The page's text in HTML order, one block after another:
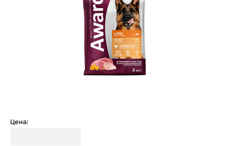
Цена: